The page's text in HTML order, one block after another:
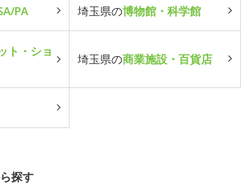
PA 埼玉県の博物館・科学館
ト・ショ
埼玉県の商業施設・百貨店
探す